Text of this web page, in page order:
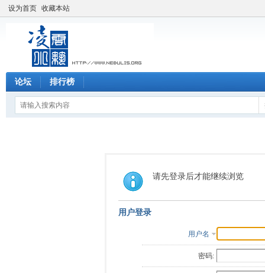
设为首页 收藏本站
论坛 排行榜
请先登录后才能继续浏览
用户登录
用户名
密码: